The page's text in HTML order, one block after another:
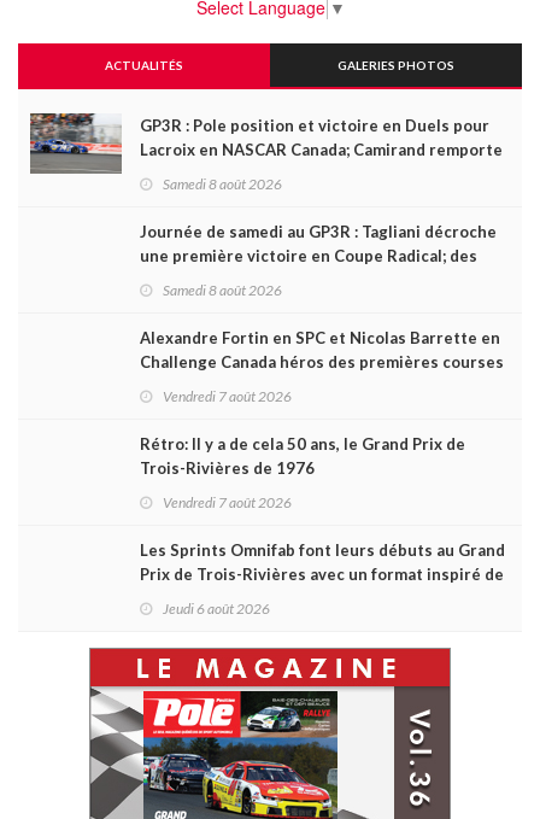
Select Language ▼
ACTUALITÉS GALERIES PHOTOS
GP3R : Pole position et victoire en Duels pour
Lacroix en NASCAR Canada; Camirand remporte
Samedi 8 août 2026
Journée de samedi au GP3R : Tagliani décroche
une première victoire en Coupe Radical; des
Samedi 8 août 2026
Alexandre Fortin en SPC et Nicolas Barrette en
Challenge Canada héros des premières courses
Vendredi 7 août 2026
Rétro: Il y a de cela 50 ans, le Grand Prix de
Trois-Rivières de 1976
Vendredi 7 août 2026
Les Sprints Omnifab font leurs débuts au Grand
Prix de Trois-Rivières avec un format inspiré de
Jeudi 6 août 2026